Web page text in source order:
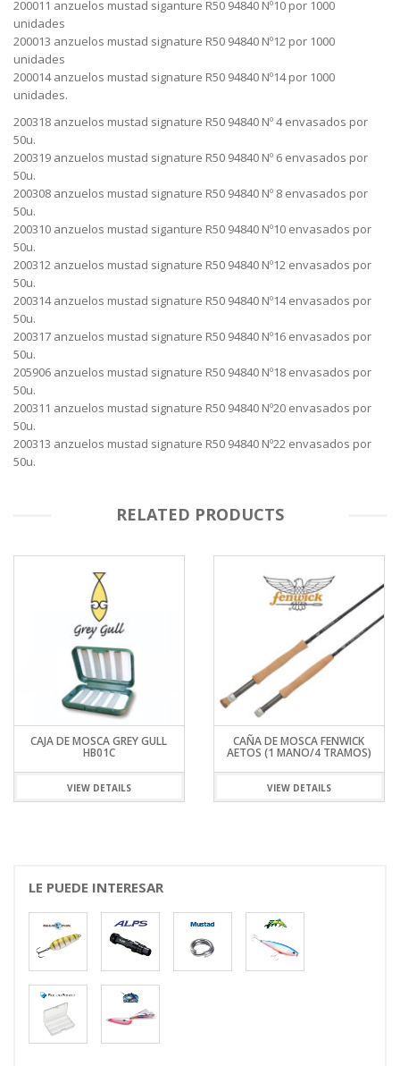
200011 anzuelos mustad siganture R50 94840 Nº10 por 1000
unidades
200013 anzuelos mustad signature R50 94840 Nº12 por 1000
unidades
200014 anzuelos mustad signature R50 94840 Nº14 por 1000
unidades.
200318 anzuelos mustad signature R50 94840 Nº 4 envasados por
50u.
200319 anzuelos mustad signature R50 94840 Nº 6 envasados por
50u.
200308 anzuelos mustad signature R50 94840 Nº 8 envasados por
50u.
200310 anzuelos mustad siganture R50 94840 Nº10 envasados por
50u.
200312 anzuelos mustad signature R50 94840 Nº12 envasados por
50u.
200314 anzuelos mustad signature R50 94840 Nº14 envasados por
50u.
200317 anzuelos mustad signature R50 94840 Nº16 envasados por
50u.
205906 anzuelos mustad signature R50 94840 Nº18 envasados por
50u.
200311 anzuelos mustad signature R50 94840 Nº20 envasados por
50u.
200313 anzuelos mustad signature R50 94840 Nº22 envasados por
50u.
RELATED PRODUCTS
CAJA DE MOSCA GREY GULL
HB01C
VIEW DETAILS
CAÑA DE MOSCA FENWICK
AETOS (1 MANO/4 TRAMOS)
VIEW DETAILS
LE PUEDE INTERESAR